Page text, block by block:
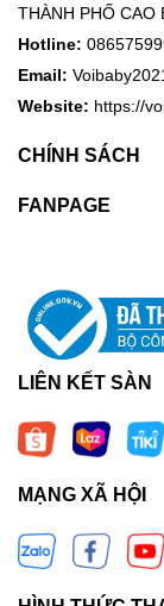
THÀNH PHỐ CAO
Hotline:
Email:
Website: https://
CHÍNH SÁCH
FANPAGE
LIÊN KẾT SÀN
MẠNG XÃ HỘI